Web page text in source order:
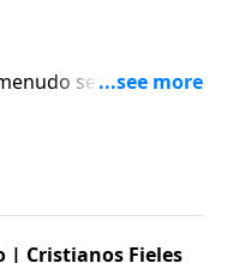
se confunde
egoístas, el
de amor
| Cristianos Fieles